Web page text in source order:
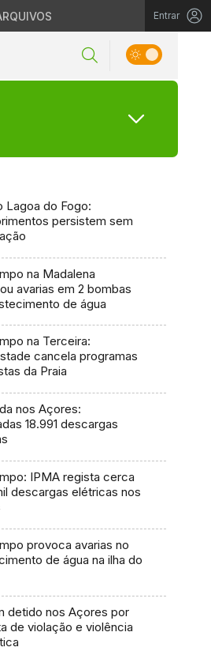
Entrar
Lagoa do Fogo:
persistem sem
na Madalena
avarias em 2 bombas
de água
na Terceira:
cancela programas
da Praia
nos Açores:
18.991 descargas
IPMA regista cerca
descargas elétricas nos
provoca avarias no
de água na ilha do
detido nos Açores por
de violação e violência